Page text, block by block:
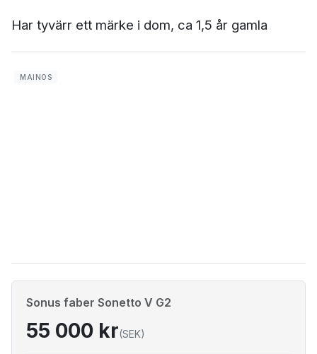
Har tyvärr ett märke i dom, ca 1,5 år gamla
Sonus faber Sonetto V G2
55 000 kr(SEK)